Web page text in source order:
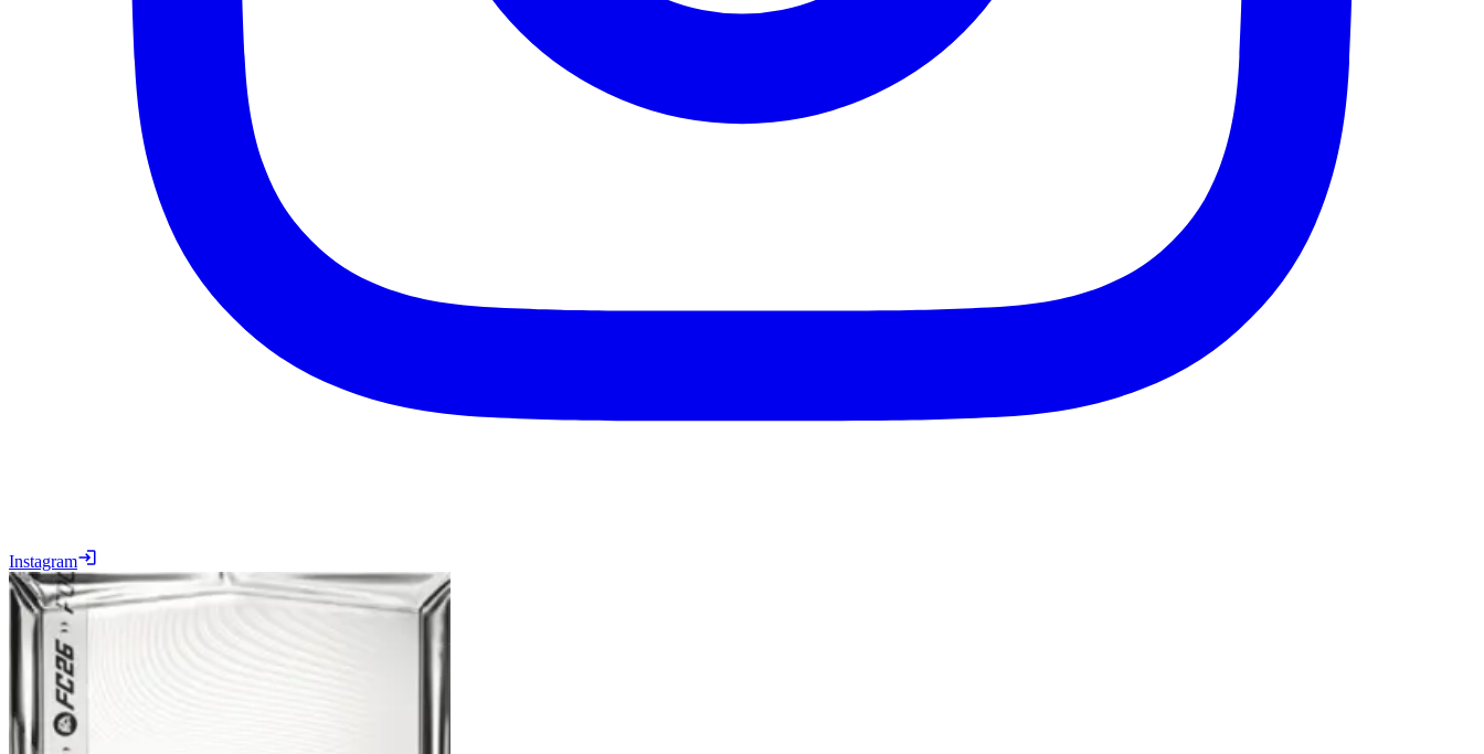
Instagram